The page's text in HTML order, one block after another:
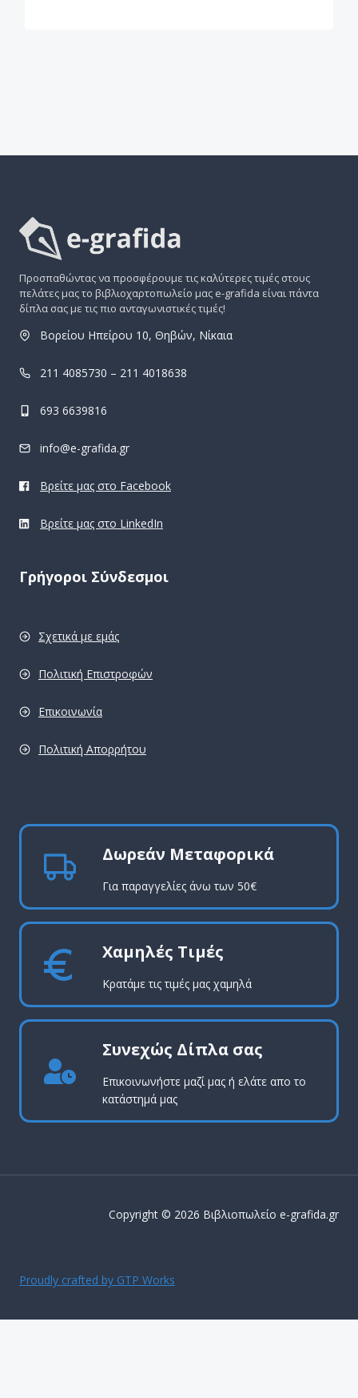
Προσπαθώντας να προσφέρουμε τις καλύτερες τιμές στους
πελάτες μας το βιβλιοχαρτοπωλείο μας e-grafida είναι πάντα
δίπλα σας με τις πιο ανταγωνιστικές τιμές!
Βορείου Ηπείρου 10, Θηβών, Νίκαια
211 4085730 – 211 4018638
693 6639816
info@e-grafida.gr
Βρείτε μας στο Facebook
Βρείτε μας στο LinkedIn
Γρήγοροι Σύνδεσμοι
Σχετικά με εμάς
Πολιτική Επιστροφών
Επικοινωνία
Πολιτική Απορρήτου
Δωρεάν Μεταφορικά
Για παραγγελίες άνω των 50€
Χαμηλές Τιμές
Κρατάμε τις τιμές μας χαμηλά
Συνεχώς Δίπλα σας
Επικοινωνήστε μαζί μας ή ελάτε απο το
κατάστημά μας
Copyright © 2026 Βιβλιοπωλείο e-grafida.gr
Proudly crafted by GTP Works